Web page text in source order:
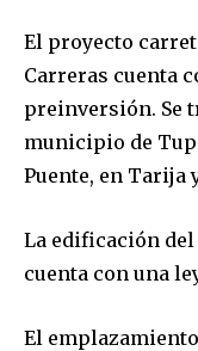
El proyecto
Carreras cuenta
preinversión. Se
municipio de
Puente, en Tarija
La edificación
cuenta con una
El